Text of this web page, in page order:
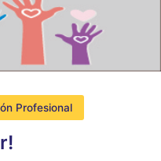
Profesional